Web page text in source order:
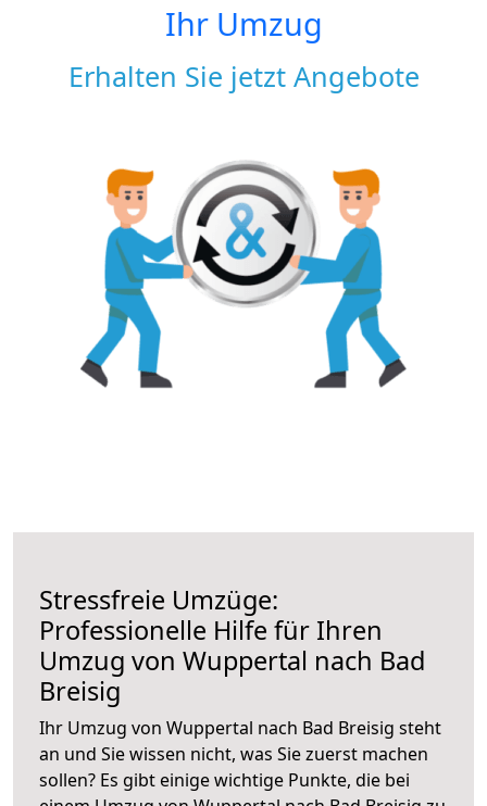
Ihr Umzug
Erhalten Sie jetzt Angebote
Stressfreie Umzüge:
Professionelle Hilfe für Ihren
Umzug von Wuppertal nach Bad
Breisig
Ihr Umzug von Wuppertal nach Bad Breisig steht
an und Sie wissen nicht, was Sie zuerst machen
sollen? Es gibt einige wichtige Punkte, die bei